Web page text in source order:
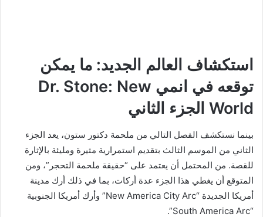
استكشاف العالم الجديد: ما يمكن
توقعه في انمي Dr. Stone: New
World الجزء الثاني
بينما نستكشف الفصل التالي من ملحمة دكتور ستون، يعد الجزء
الثاني من الموسم الثالث بتقديم استمرارية مثيرة ومليئة بالإثارة
للقصة. من المحتمل أن يعتمد على “حقيقة ملحمة التحجر”، ومن
المتوقع أن يغطي هذا الجزء عدة أركات، بما في ذلك أرك مدينة
أمريكا الجديدة “New America City Arc” وأرك أمريكا الجنوبية
“South America Arc”.